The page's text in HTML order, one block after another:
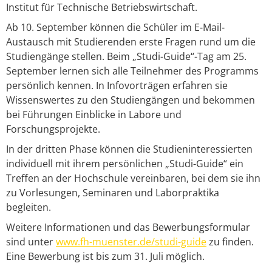
Institut für Technische Betriebswirtschaft.
Ab 10. September können die Schüler im E-Mail-
Austausch mit Studierenden erste Fragen rund um die
Studiengänge stellen. Beim „Studi-Guide“-Tag am 25.
September lernen sich alle Teilnehmer des Programms
persönlich kennen. In Infovorträgen erfahren sie
Wissenswertes zu den Studiengängen und bekommen
bei Führungen Einblicke in Labore und
Forschungsprojekte.
In der dritten Phase können die Studieninteressierten
individuell mit ihrem persönlichen „Studi-Guide“ ein
Treffen an der Hochschule vereinbaren, bei dem sie ihn
zu Vorlesungen, Seminaren und Laborpraktika
begleiten.
Weitere Informationen und das Bewerbungsformular
sind unterwww.fh-muenster.de/studi-guidezu finden.
Eine Bewerbung ist bis zum 31. Juli möglich.